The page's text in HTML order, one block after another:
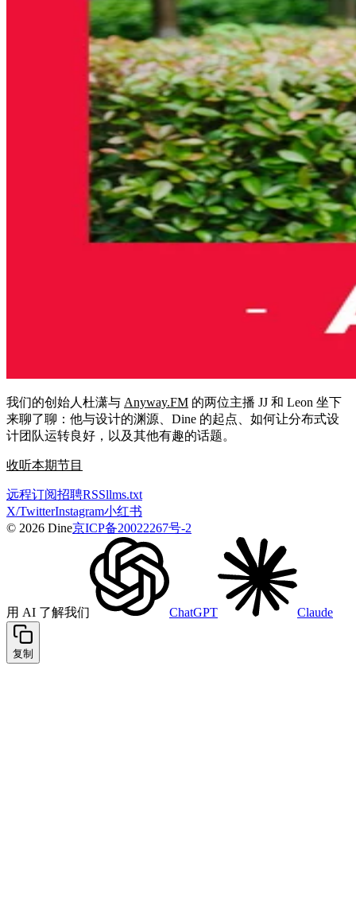
我们的创始人杜潇与 Anyway.FM 的两位主播 JJ 和 Leon 坐下
来聊了聊：他与设计的渊源、Dine 的起点、如何让分布式设
计团队运转良好，以及其他有趣的话题。
收听本期节目
远程订阅招聘RSSllms.txt
X/TwitterInstagram小红书
© 2026 Dine京ICP备20022267号-2
用 AI 了解我们 ChatGPT Claude
复制